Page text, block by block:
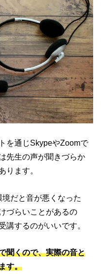
を通じSkypeやZoomで
先生の声が聞きづらか
ります。
だと音が悪くなった
づらいことがあるの
講するのがいいです。
聞くので、実際の音と
す。